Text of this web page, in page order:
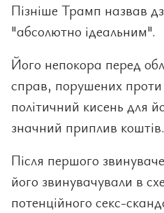
Пізніше Трамп назвав
"абсолютно ідеальним".
Його непокора перед
справ, порушених проти
політичний кисень для
значний приплив коштів.
Після першого
його звинувачували в
потенційного секс-